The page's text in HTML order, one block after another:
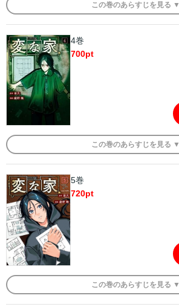
この巻のあらすじを 見る ▼
4巻
700pt
この巻のあらすじを 見る ▼
5巻
720pt
この巻のあらすじを 見る ▼